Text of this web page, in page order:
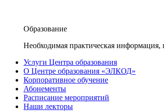
Образование
Необходимая практическая
Услуги Центра образования
О Центре образования «ЭЛКОД»
Корпоративное обучение
Абонементы
Расписание мероприятий
Наши лекторы